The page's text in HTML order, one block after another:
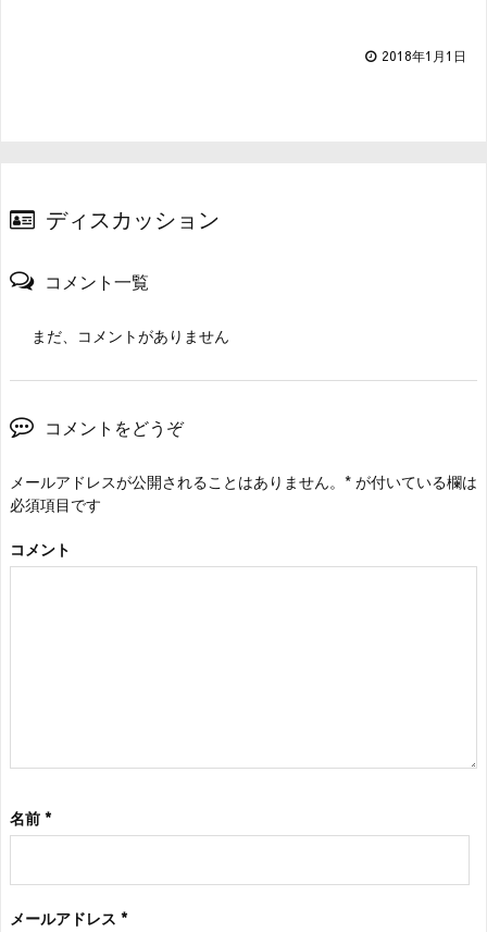
2018年1月1日
ディスカッション
コメント一覧
まだ、コメントがありません
コメントをどうぞ
メールアドレスが公開されることはありません。 * が付いている欄は
必須項目です
コメント
名前 *
メールアドレス *